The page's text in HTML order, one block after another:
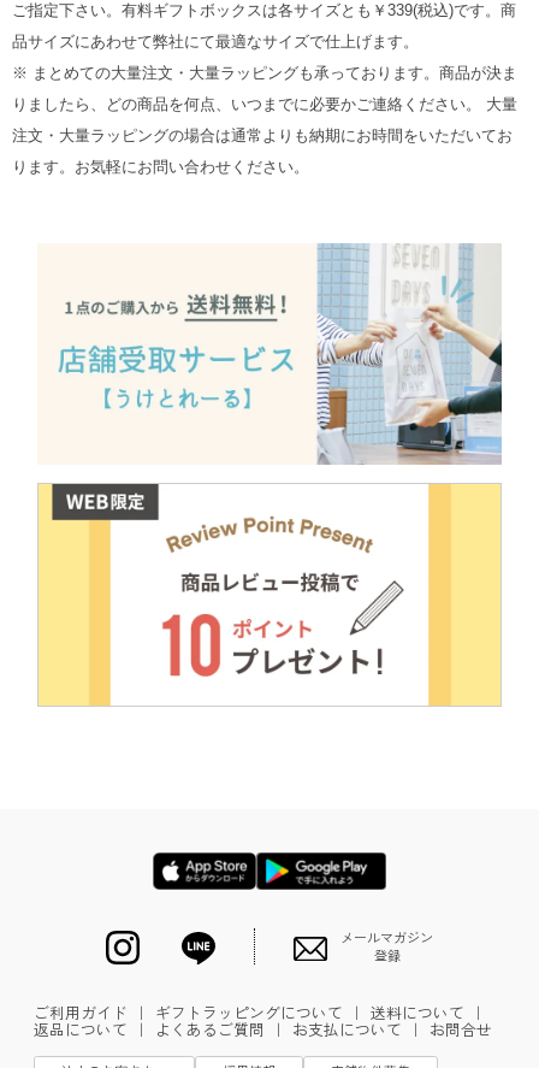
ご指定下さい。有料ギフトボックスは各サイズとも￥339(税込)です。商
品サイズにあわせて弊社にて最適なサイズで仕上げます。
※ まとめての大量注文・大量ラッピングも承っております。商品が決ま
りましたら、どの商品を何点、いつまでに必要かご連絡ください。 大量
注文・大量ラッピングの場合は通常よりも納期にお時間をいただいてお
ります。お気軽にお問い合わせください。
メールマガジン
登録
ご利用ガイド ｜ ギフトラッピングについて ｜ 送料について ｜
返品について ｜ よくあるご質問 ｜ お支払について ｜ お問合せ